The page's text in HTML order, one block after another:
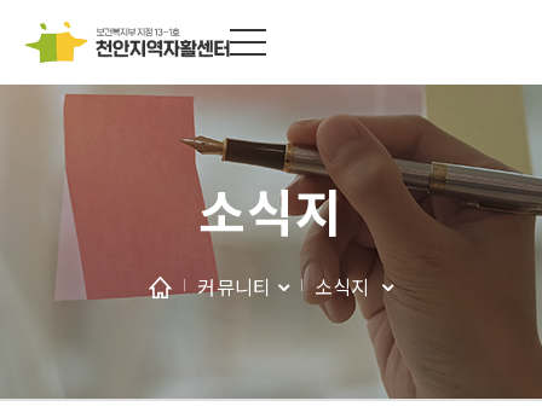
소식지
커뮤니티 소식지